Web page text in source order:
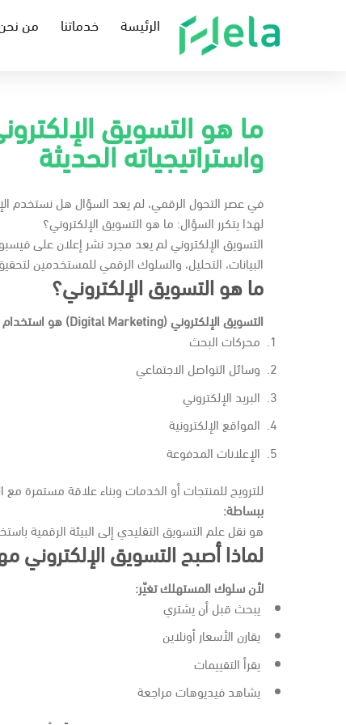
الرئيسة خدماتنا من
ما هو التسويق
واستراتيجياته الحديثة
في عصر التحول الرقمي، لم يعد السؤال هل نستخدم
لهذا يتكرر السؤال: ما هو التسويق الإلكتروني؟
التسويق الإلكتروني لم يعد مجرد نشر إعلان على
البيانات، التحليل، والسلوك الرقمي للمستخدمين
ما هو التسويق الإلكتروني؟
التسويق الإلكتروني (Digital Marketing) هو استخدام القنوات الرقمية مثل:
محركات البحث
وسائل التواصل الاجتماعي
البريد الإلكتروني
المواقع الإلكترونية
الإعلانات المدفوعة
للترويج للمنتجات أو الخدمات وبناء علاقة مستمرة مع
ببساطة:
هو نقل علم التسويق التقليدي إلى البيئة الرقمية
لماذا أصبح التسويق الإلكتروني
لأن سلوك المستهلك تغيّر:
يبحث قبل أن يشتري
يقارن الأسعار أونلاين
يقرأ التقييمات
يشاهد فيديوهات مراجعة